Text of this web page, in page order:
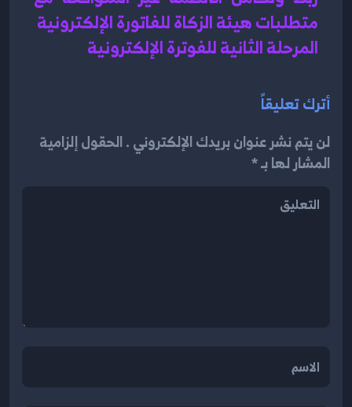
متطلبات هيئة الزكاة للفاتورة الإلكترونية
المرحلة الثانية للفوترة الإلكترونية
أترك تعليقاً
لن يتم نشر عنوان بريدك الإلكتروني . الحقول إلزامية
المشار لها بـ *